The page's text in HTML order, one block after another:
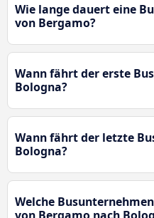
Wie lange dauert eine
von Bergamo?
Wann fährt der erste
Bologna?
Wann fährt der letzte
Bologna?
Welche